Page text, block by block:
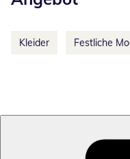
Kleider Festliche